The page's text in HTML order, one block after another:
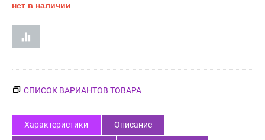
нет в наличии
СПИСОК ВАРИАНТОВ ТОВАРА
Характеристики Описание